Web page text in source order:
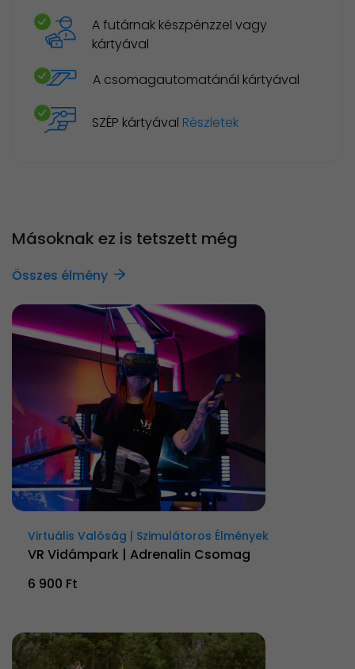
A futárnak készpénzzel vagy
kártyával
A csomagautomatánál kártyával
SZÉP kártyával Részletek
Másoknak ez is tetszett még
Összes élmény
Virtuális Valóság | Szimulátoros Élmények
VR Vidámpark | Adrenalin Csomag
6 900 Ft